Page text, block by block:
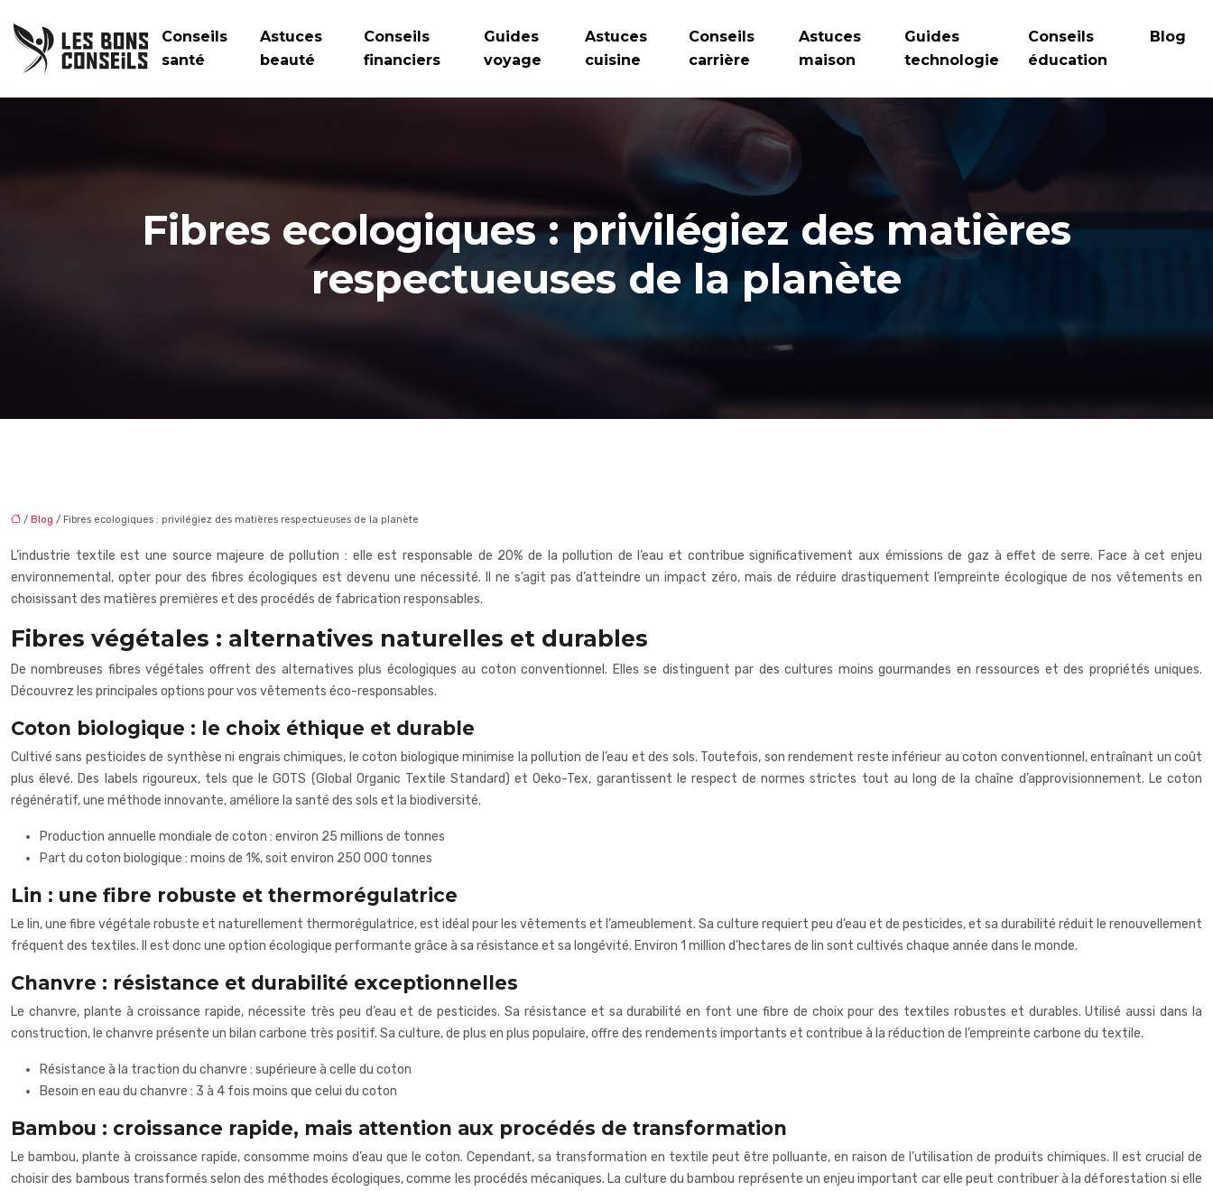
Conseils
santé
Astuces
beauté
Conseils
financiers
Guides
voyage
Astuces
cuisine
Conseils
carrière
Astuces
maison
Guides
technologie
Conseils
éducation
Blog
Fibres ecologiques : privilégiez des matières
respectueuses de la planète
/ Blog / Fibres ecologiques : privilégiez des matières respectueuses de la planète
L’industrie textile est une source majeure de pollution : elle est responsable de 20% de la pollution de l’eau et contribue significativement aux émissions de gaz à effet de serre. Face à cet enjeu
environnemental, opter pour des fibres écologiques est devenu une nécessité. Il ne s’agit pas d’atteindre un impact zéro, mais de réduire drastiquement l’empreinte écologique de nos vêtements en
choisissant des matières premières et des procédés de fabrication responsables.
Fibres végétales : alternatives naturelles et durables
De nombreuses fibres végétales offrent des alternatives plus écologiques au coton conventionnel. Elles se distinguent par des cultures moins gourmandes en ressources et des propriétés uniques.
Découvrez les principales options pour vos vêtements éco-responsables.
Coton biologique : le choix éthique et durable
Cultivé sans pesticides de synthèse ni engrais chimiques, le coton biologique minimise la pollution de l’eau et des sols. Toutefois, son rendement reste inférieur au coton conventionnel, entraînant un coût
plus élevé. Des labels rigoureux, tels que le GOTS (Global Organic Textile Standard) et Oeko-Tex, garantissent le respect de normes strictes tout au long de la chaîne d’approvisionnement. Le coton
régénératif, une méthode innovante, améliore la santé des sols et la biodiversité.
Production annuelle mondiale de coton : environ 25 millions de tonnes
Part du coton biologique : moins de 1%, soit environ 250 000 tonnes
Lin : une fibre robuste et thermorégulatrice
Le lin, une fibre végétale robuste et naturellement thermorégulatrice, est idéal pour les vêtements et l’ameublement. Sa culture requiert peu d’eau et de pesticides, et sa durabilité réduit le renouvellement
fréquent des textiles. Il est donc une option écologique performante grâce à sa résistance et sa longévité. Environ 1 million d’hectares de lin sont cultivés chaque année dans le monde.
Chanvre : résistance et durabilité exceptionnelles
Le chanvre, plante à croissance rapide, nécessite très peu d’eau et de pesticides. Sa résistance et sa durabilité en font une fibre de choix pour des textiles robustes et durables. Utilisé aussi dans la
construction, le chanvre présente un bilan carbone très positif. Sa culture, de plus en plus populaire, offre des rendements importants et contribue à la réduction de l’empreinte carbone du textile.
Résistance à la traction du chanvre : supérieure à celle du coton
Besoin en eau du chanvre : 3 à 4 fois moins que celui du coton
Bambou : croissance rapide, mais attention aux procédés de transformation
Le bambou, plante à croissance rapide, consomme moins d’eau que le coton. Cependant, sa transformation en textile peut être polluante, en raison de l’utilisation de produits chimiques. Il est crucial de
choisir des bambous transformés selon des méthodes écologiques, comme les procédés mécaniques. La culture du bambou représente un enjeu important car elle peut contribuer à la déforestation si elle